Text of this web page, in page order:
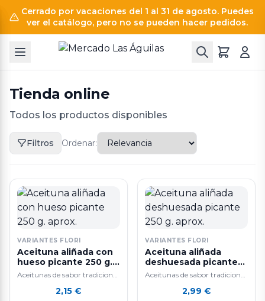
Cerrado por vacaciones del 1 al 31 de agosto. Puedes
ver el catálogo, pero no se pueden hacer pedidos.
Tienda online
Todos los productos disponibles
Filtros Ordenar:
VARIANTES FLORI
Aceituna aliñada con
hueso picante 250 g.
aprox.
Aceitunas de sabor tradicional
2,15 €
VARIANTES FLORI
Aceituna aliñada
deshuesada picante
250 g. aprox.
Aceitunas de sabor tradicional
2,99 €